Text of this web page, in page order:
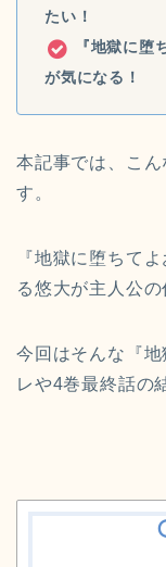
たい！
『地獄に堕
が気になる！
本記事では、こ
す。
『地獄に堕ちて
る悠大が主人公の
今回はそんな『
レや4巻最終話の